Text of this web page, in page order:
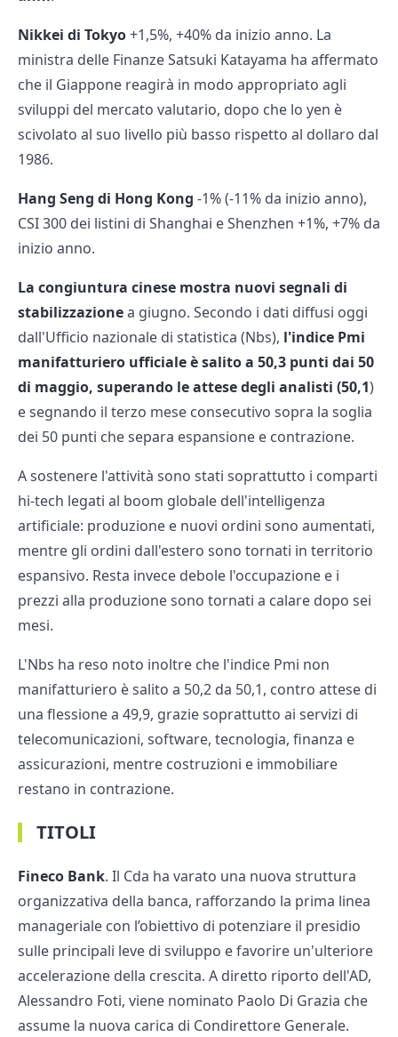
Nikkei di Tokyo+1,5%, +40% da inizio anno. La
ministra delle Finanze Satsuki Katayama ha affermato
che il Giappone reagirà in modo appropriato agli
sviluppi del mercato valutario, dopo che lo yen è
scivolato al suo livello più basso rispetto al dollaro dal
1986.
Hang Seng di Hong Kong -1% (-11% da inizio anno),
CSI 300 dei listini di Shanghai e Shenzhen +1%, +7% da
inizio anno.
La congiuntura cinese mostra nuovi segnali di
stabilizzazionea giugno. Secondo i dati diffusi oggi
dall'Ufficio nazionale di statistica (Nbs), l'indice Pmi
manifatturiero ufficiale è salito a 50,3 punti dai 50
di maggio, superando le attese degli analisti (50,1)
e segnando il terzo mese consecutivo sopra la soglia
dei 50 punti che separa espansione e contrazione.
A sostenere l'attività sono stati soprattutto i comparti
hi-tech legati al boom globale dell'intelligenza
artificiale: produzione e nuovi ordini sono aumentati,
mentre gli ordini dall'estero sono tornati in territorio
espansivo. Resta invece debole l'occupazione e i
prezzi alla produzione sono tornati a calare dopo sei
mesi.
L'Nbs ha reso noto inoltre che l'indice Pmi non
manifatturiero è salito a 50,2 da 50,1, contro attese di
una flessione a 49,9, grazie soprattutto ai servizi di
telecomunicazioni, software, tecnologia, finanza e
assicurazioni, mentre costruzioni e immobiliare
restano in contrazione.
TITOLI
Fineco Bank. Il Cda ha varato una nuova struttura
organizzativa della banca, rafforzando la prima linea
manageriale con l’obiettivo di potenziare il presidio
sulle principali leve di sviluppo e favorire un'ulteriore
accelerazione della crescita. A diretto riporto dell'AD,
Alessandro Foti, viene nominato Paolo Di Grazia che
assume la nuova carica di Condirettore Generale.